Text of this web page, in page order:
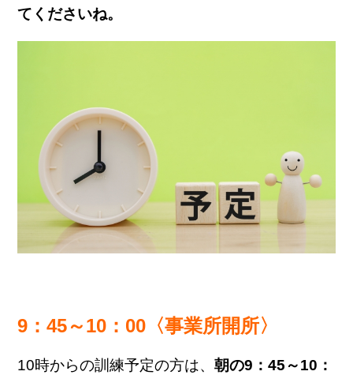
てくださいね。
9：45～10：00〈事業所開所〉
10時からの訓練予定の方は、朝の9：45～10：